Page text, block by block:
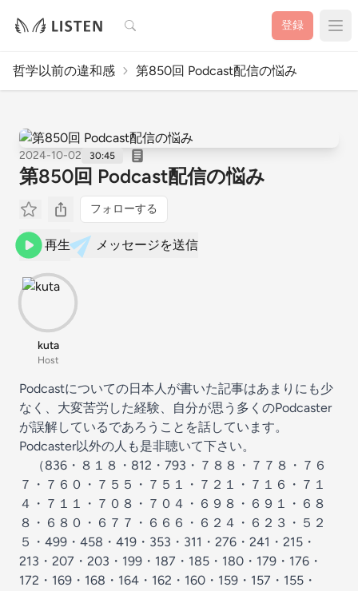
検索 登録
哲学以前の違和感 第850回 Podcast配信の悩み
2024-10-02 30:45
第850回 Podcast配信の悩み
フォローする
再生 メッセージを送信
kuta
Host
Podcastについての日本人が書いた記事はあまりにも少
なく、大変苦労した経験、自分が思う多くのPodcaster
が誤解しているであろうことを話しています。
Podcaster以外の人も是非聴いて下さい。
（836・８１８・812・793・７８８・７７８・７６
７・７６０・７５５・７５１・７２１・７１６・７１
４・７１１・７０８・７０４・６９８・６９１・６８
８・６８０・６７７・６６６・６２４・６２３・５２
５・499・458・419・353・311・276・241・215・
213・207・203・199・187・185・180・179・176・
172・169・168・164・162・160・159・157・155・